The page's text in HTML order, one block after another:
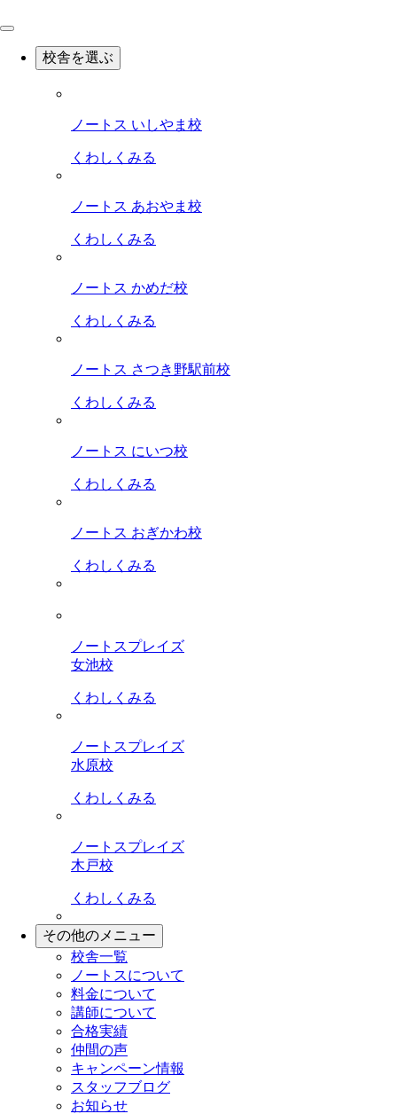
校舎を選ぶ
ノートス いしやま校
くわしくみる
ノートス あおやま校
くわしくみる
ノートス かめだ校
くわしくみる
ノートス さつき野駅前校
くわしくみる
ノートス にいつ校
くわしくみる
ノートス おぎかわ校
くわしくみる
ノートスプレイズ
女池校
くわしくみる
ノートスプレイズ
水原校
くわしくみる
ノートスプレイズ
木戸校
くわしくみる
その他のメニュー
校舎一覧
ノートスについて
料金について
講師について
合格実績
仲間の声
キャンペーン情報
スタッフブログ
お知らせ